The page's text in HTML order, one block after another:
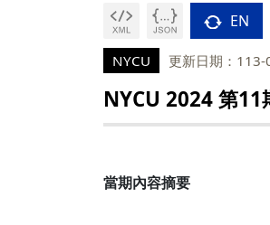
EN
NYCU 更新日期：113-
NYCU 2024 第11
當期內容摘要